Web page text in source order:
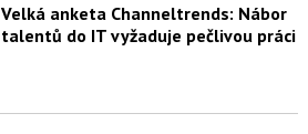
Velká anketa Channeltrends: Nábor
talentů do IT vyžaduje pečlivou práci